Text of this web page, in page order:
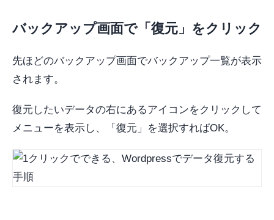
バックアップ画面で「復元」をクリック
先ほどのバックアップ画面でバックアップ一覧が表示
されます。
復元したいデータの右にあるアイコンをクリックして
メニューを表示し、「復元」を選択すればOK。